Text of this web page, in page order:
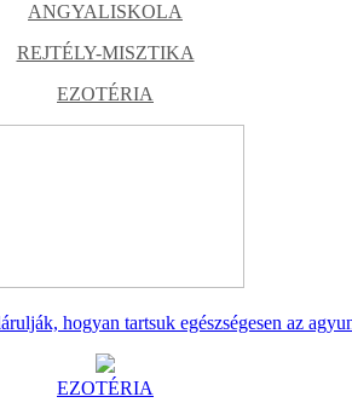
ANGYALISKOLA
REJTÉLY-MISZTIKA
EZOTÉRIA
hogyan tartsuk egészségesen az
EZOTÉRIA